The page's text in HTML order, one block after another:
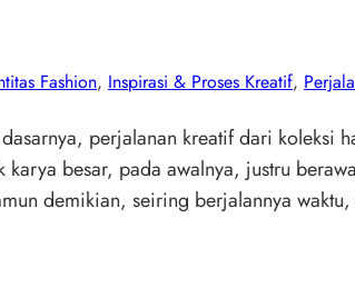
Fashion, Inspirasi & Proses Kreatif,
perjalanan kreatif dari koleksi
besar, pada awalnya, justru
demikian, seiring berjalannya